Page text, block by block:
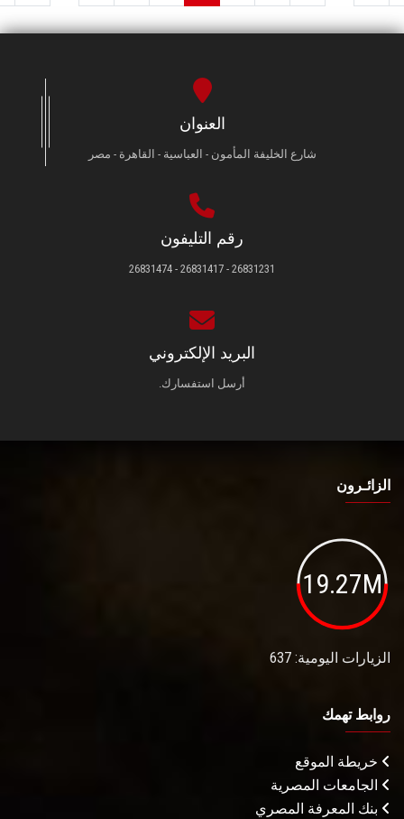
العنوان
شارع الخليفة المأمون - العباسية - القاهرة - مصر
رقم التليفون
26831231 - 26831417 - 26831474
البريد الإلكتروني
أرسل استفسارك.
الزائـرون
19.27M
الزيارات اليومية: 637
روابط تهمك
خريطة الموقع
الجامعات المصرية
بنك المعرفة المصري